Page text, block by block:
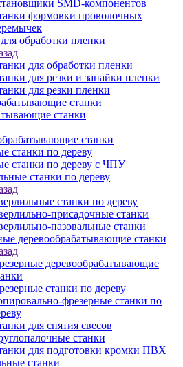
SMD-компонентов
формовки проволочных
обработки пленки
для обработки пленки
для резки и запайки пленки
для резки пленки
станки
станки
станки
станки по дереву
станки по дереву с ЧПУ
станки по дереву
станки по дереву
присадочные станки
пазовальные станки
деревообрабатывающие станки
деревообрабатывающие
станки по дереву
фрезерные станки по
для снятия свесов
станки
для подготовки кромки ПВХ
станки